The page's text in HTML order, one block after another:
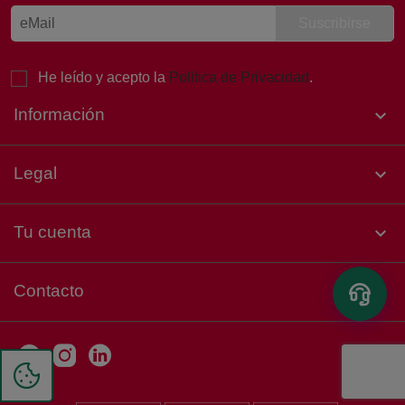
He leído y acepto la Política de Privacidad.
Información 
Legal 
Tu cuenta 
Contacto keyboard_arrow_down